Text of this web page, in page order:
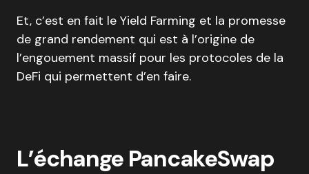
Et, c’est en fait le Yield Farming et la promesse
de grand rendement qui est à l’origine de
l’engouement massif pour les protocoles de la
DeFi qui permettent d’en faire.
L’échange PancakeSwap